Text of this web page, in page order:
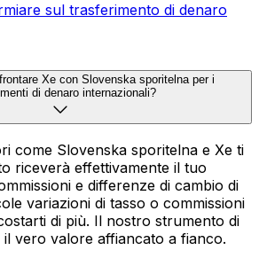
sul trasferimento di denaro
Xe con Slovenska sporitelna per i
di denaro internazionali?
come Slovenska sporitelna e Xe ti
riceverà effettivamente il tuo
e differenze di cambio di
variazioni di tasso o commissioni
di più. Il nostro strumento di
vero valore affiancato a fianco.